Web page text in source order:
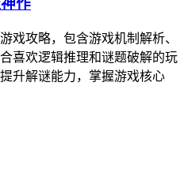
作
戏攻略，包含游戏机制解析、
喜欢逻辑推理和谜题破解的玩
升解谜能力，掌握游戏核心